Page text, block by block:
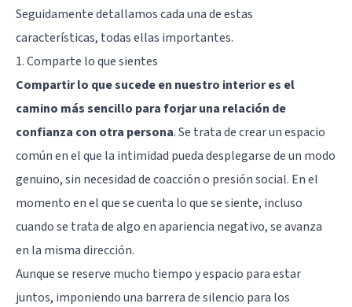
Seguidamente detallamos cada una de estas
características, todas ellas importantes.
1. Comparte lo que sientes
Compartir lo que sucede en nuestro interior es el
camino más sencillo para forjar una relación de
confianza con otra persona. Se trata de crear un espacio
común en el que la intimidad pueda desplegarse de un modo
genuino, sin necesidad de coacción o presión social. En el
momento en el que se cuenta lo que se siente, incluso
cuando se trata de algo en apariencia negativo, se avanza
en la misma dirección.
Aunque se reserve mucho tiempo y espacio para estar
juntos, imponiendo una barrera de silencio para los